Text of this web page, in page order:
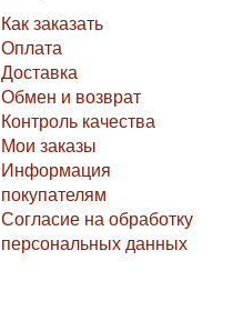
Как заказать
Оплата
Доставка
Обмен и возврат
Контроль качества
Мои заказы
Информация
покупателям
Согласие на обработку
персональных данных